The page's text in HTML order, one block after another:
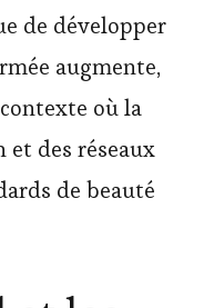
de développer
augmente,
où la
des réseaux
de beauté